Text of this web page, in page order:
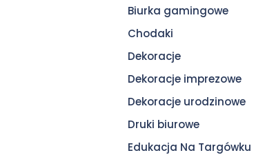
Biurka gamingowe
Chodaki
Dekoracje
Dekoracje imprezowe
Dekoracje urodzinowe
Druki biurowe
Edukacja Na Targówku